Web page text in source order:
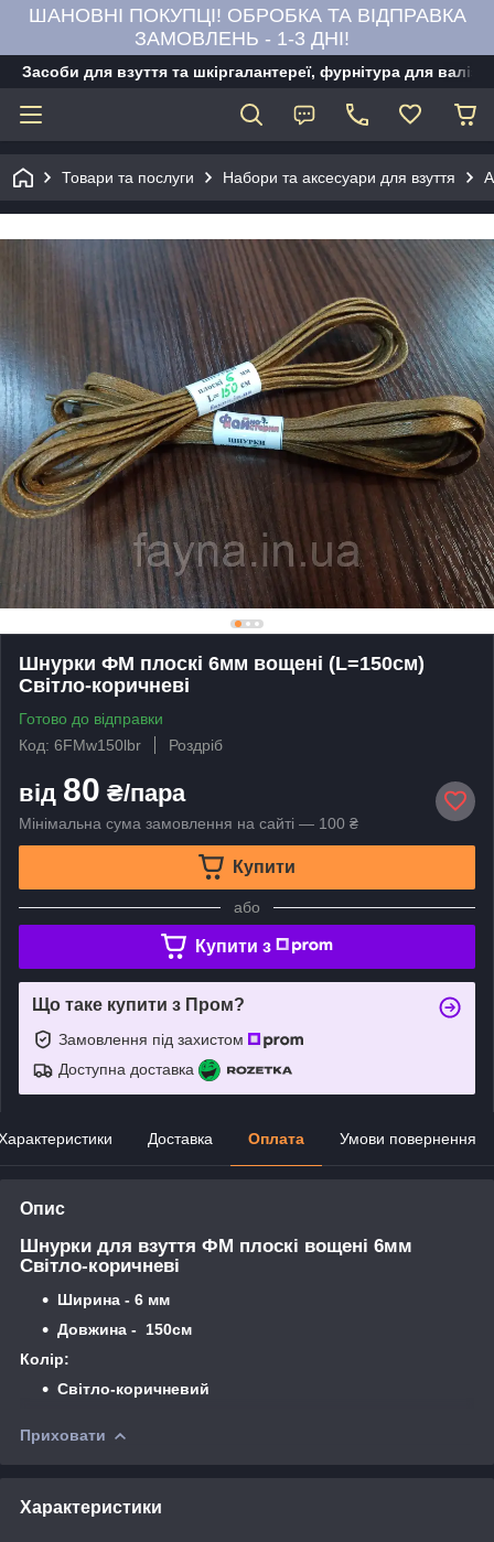
ШАНОВНІ ПОКУПЦІ! ОБРОБКА ТА ВІДПРАВКА
ЗАМОВЛЕНЬ - 1-3 ДНІ!
Засоби для взуття та шкіргалантереї, фурнітура для
Товари та послуги Набори та аксесуари для взуття
Шнурки ФМ плоскі 6мм вощені (L=150см)
Світло-коричневі
Готово до відправки
Код: 6FMw150lbr
Роздріб
від 80 ₴/пара
Мінімальна сума замовлення на сайті — 100 ₴
Купити
або
Купити з
Що таке купити з Пром?
Замовлення під захистом
Доступна доставка
Доставка Оплата Умови повернення
Опис
Шнурки для взуття ФМ плоскі вощені 6мм
Світло-коричневі
Ширина - 6 мм
Довжина - 150см
Колір:
Світло-коричневий
Приховати
Характеристики